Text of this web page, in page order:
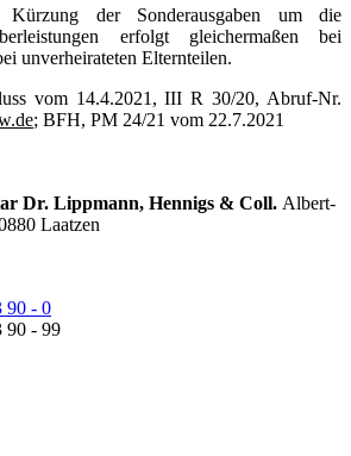
Kürzung der Sonderausgaben um die
erfolgt gleichermaßen bei
unverheirateten Elternteilen.
vom 14.4.2021, III R 30/20, Abruf-Nr.
; BFH, PM 24/21 vom 22.7.2021
Dr. Lippmann, Hennigs & Coll. Albert-
Laatzen
90 - 0
90 - 99